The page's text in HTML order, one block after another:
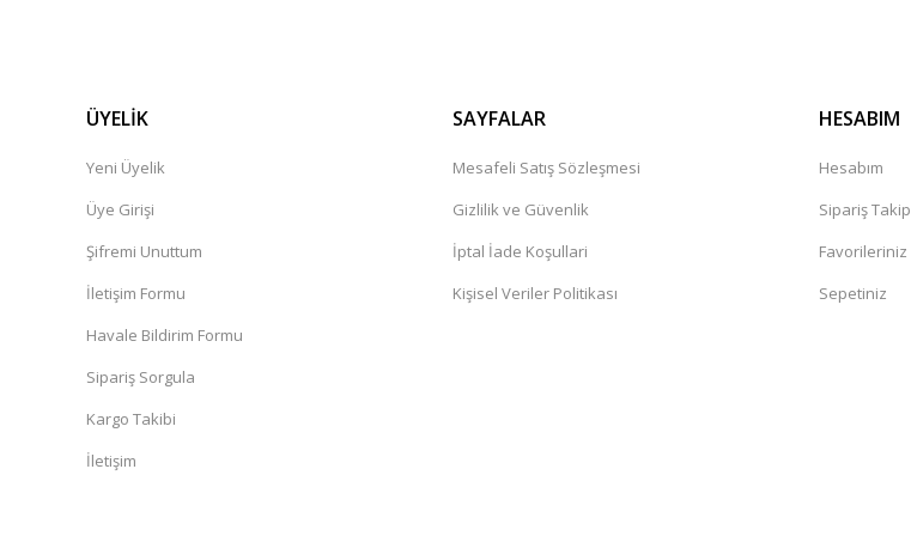
ÜYELİK
Yeni Üyelik
Üye Girişi
Şifremi Unuttum
İletişim Formu
Havale Bildirim Formu
Sipariş Sorgula
Kargo Takibi
İletişim
SAYFALAR
Mesafeli Satış Sözleşmesi
Gizlilik ve Güvenlik
İptal İade Koşullari
Kişisel Veriler Politikası
HESABIM
Hesabım
Sipariş Takip
Favorileriniz
Sepetiniz